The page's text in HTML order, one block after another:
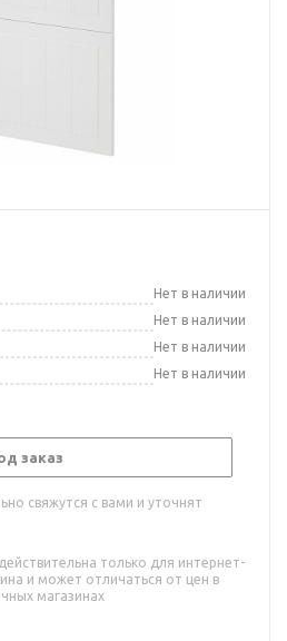
Нет в наличии
Нет в наличии
Нет в наличии
Нет в наличии
заказ
свяжутся с вами и уточнят
только для интернет-
и может отличаться от цен в
магазинах